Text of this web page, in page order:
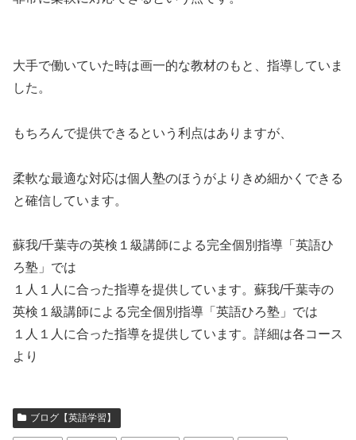
大手で働いていた時は画一的な教材のもと、指導していま
した。
もちろんで提供できるという利点はありますが、
柔軟な最適な対応は個人塾のほうがよりきめ細かくできる
と確信しています。
蘇我/千葉寺の英検１級講師による完全個別指導「英語ひ
ろ塾」では
１人１人に合った指導を提供しています。蘇我/千葉寺の
英検１級講師による完全個別指導「英語ひろ塾」では
１人１人に合った指導を提供しています。詳細は各コース
より
ブログ【英語学習】